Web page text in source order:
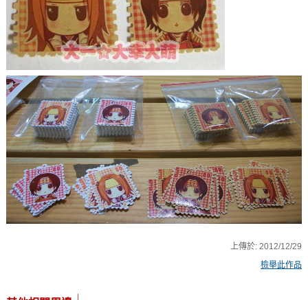
上傳於:2012/12/29
檢舉此作品